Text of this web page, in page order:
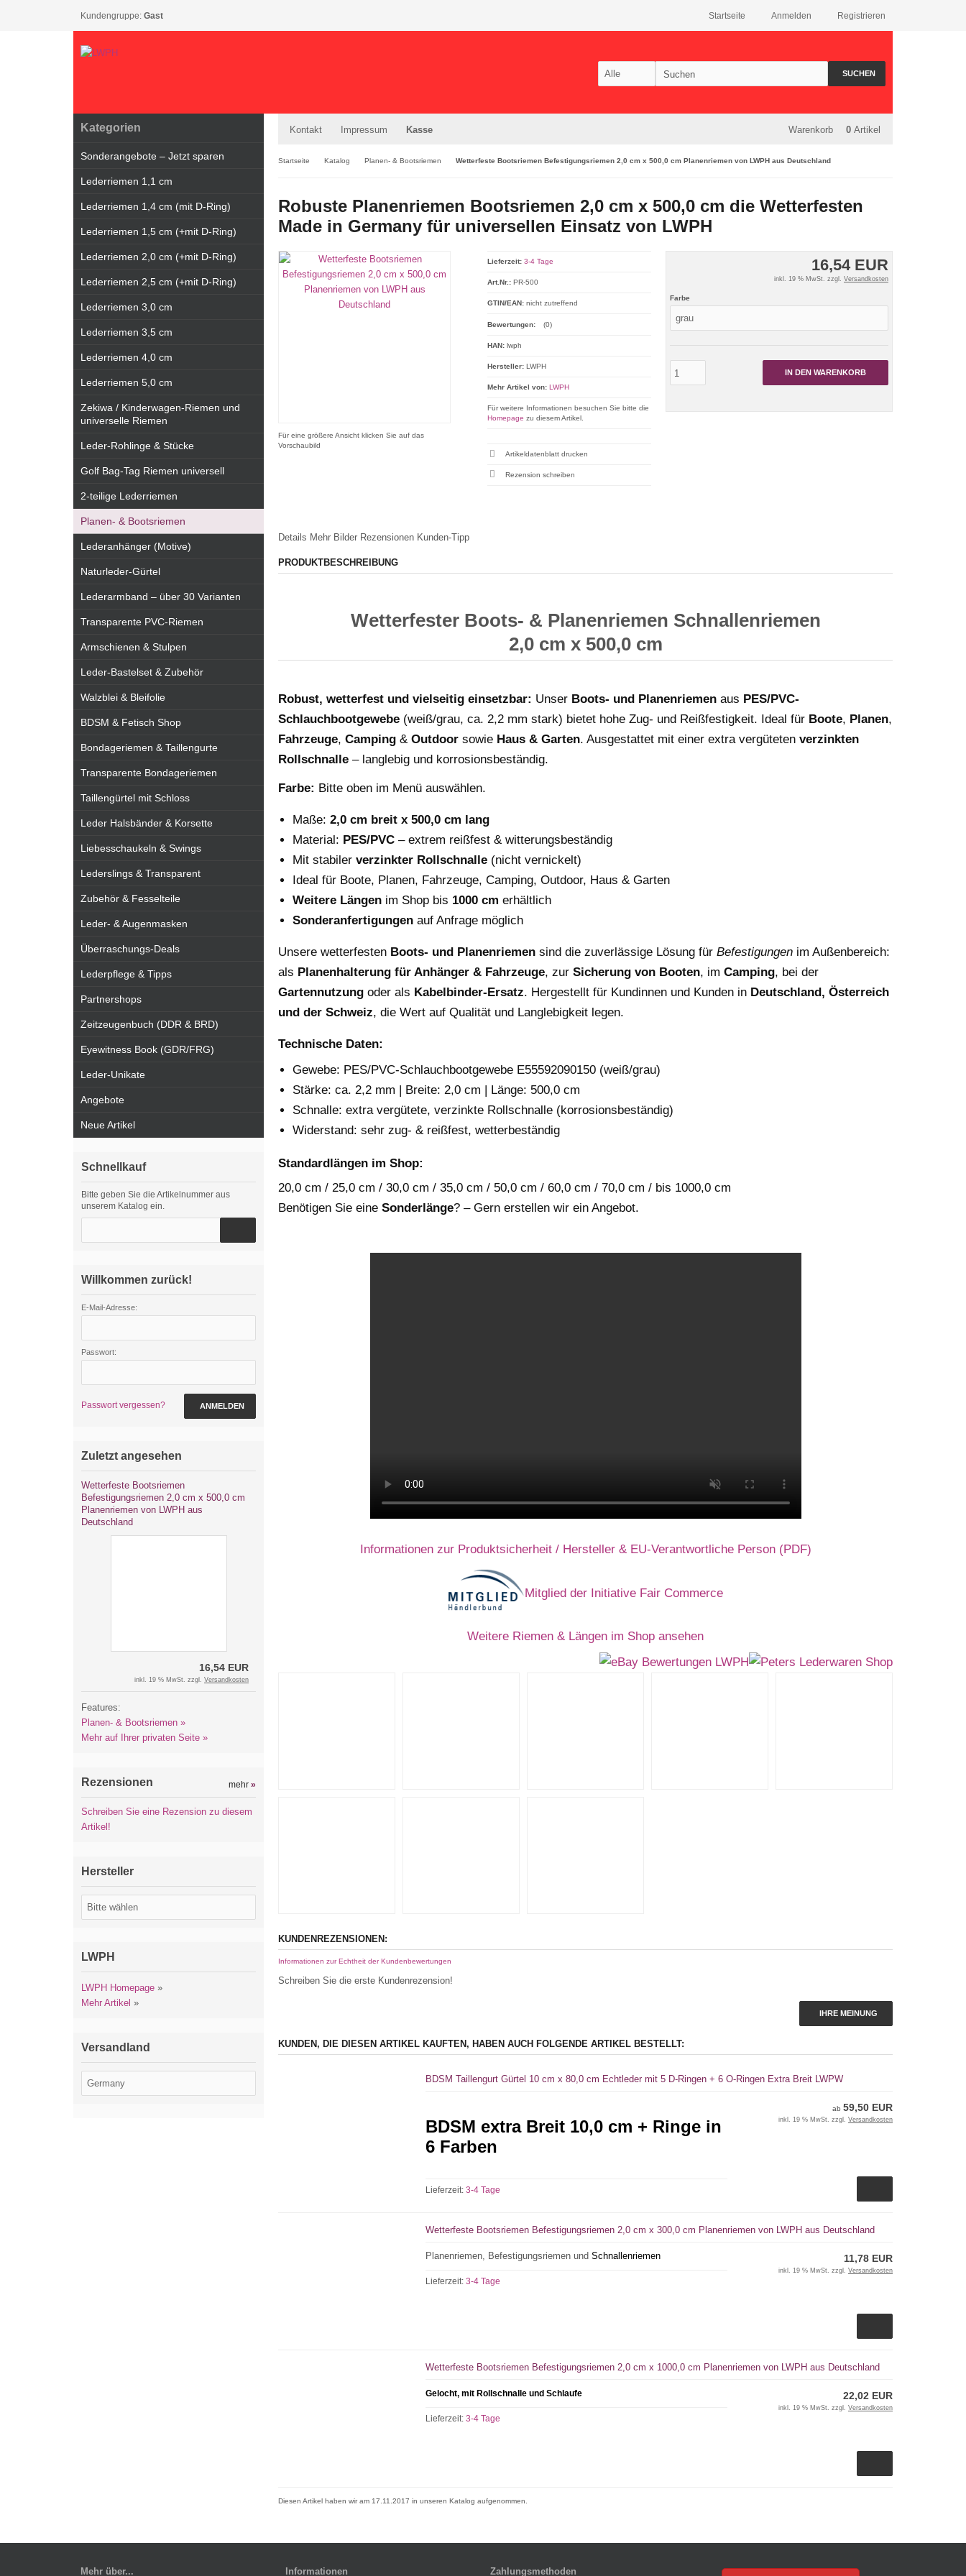
Kundengruppe: Gast Registrieren
Anmelden
Startseite
SUCHEN
Kontakt Impressum Kasse Warenkorb 0 Artikel
Startseite Katalog Planen- & Bootsriemen Wetterfeste Bootsriemen Befestigungsriemen 2,0 cm x 500,0 cm Planenriemen von LWPH aus Deutschland
Robuste Planenriemen Bootsriemen 2,0 cm x 500,0 cm die Wetterfesten
Made in Germany für universellen Einsatz von LWPH
Für eine größere Ansicht klicken Sie auf das
Vorschaubild
16,54 EUR
inkl. 19 % MwSt. zzgl. Versandkosten
Farbe
IN DEN WARENKORB
Lieferzeit: 3-4 Tage
Art.Nr.: PR-500
GTIN/EAN: nicht zutreffend
Bewertungen: (0)
HAN:lwph
Hersteller: LWPH
Mehr Artikel von: LWPH
Für weitere Informationen besuchen Sie bitte die
Homepage zu diesem Artikel.
Artikeldatenblatt drucken
Rezension schreiben
Details Mehr Bilder Rezensionen Kunden-Tipp
PRODUKTBESCHREIBUNG
Wetterfester Boots- & Planenriemen Schnallenriemen
2,0 cm x 500,0 cm
Robust, wetterfest und vielseitig einsetzbar: Unser Boots- und Planenriemen aus PES/PVC-
Schlauchbootgewebe (weiß/grau, ca. 2,2 mm stark) bietet hohe Zug- und Reißfestigkeit. Ideal für Boote, Planen,
Fahrzeuge, Camping & Outdoor sowie Haus & Garten. Ausgestattet mit einer extra vergüteten verzinkten
Rollschnalle – langlebig und korrosionsbeständig.
Farbe: Bitte oben im Menü auswählen.
Maße: 2,0 cm breit x 500,0 cm lang
Material: PES/PVC – extrem reißfest & witterungsbeständig
Mit stabiler verzinkter Rollschnalle (nicht vernickelt)
Ideal für Boote, Planen, Fahrzeuge, Camping, Outdoor, Haus & Garten
Weitere Längen im Shop bis 1000 cm erhältlich
Sonderanfertigungen auf Anfrage möglich
Unsere wetterfesten Boots- und Planenriemen sind die zuverlässige Lösung für Befestigungen im Außenbereich:
als Planenhalterung für Anhänger & Fahrzeuge, zur Sicherung von Booten, im Camping, bei der
Gartennutzung oder als Kabelbinder-Ersatz. Hergestellt für Kundinnen und Kunden in Deutschland, Österreich
und der Schweiz, die Wert auf Qualität und Langlebigkeit legen.
Technische Daten:
Gewebe: PES/PVC-Schlauchbootgewebe E55592090150 (weiß/grau)
Stärke: ca. 2,2 mm | Breite: 2,0 cm | Länge: 500,0 cm
Schnalle: extra vergütete, verzinkte Rollschnalle (korrosionsbeständig)
Widerstand: sehr zug- & reißfest, wetterbeständig
Standardlängen im Shop:
20,0 cm / 25,0 cm / 30,0 cm / 35,0 cm / 50,0 cm / 60,0 cm / 70,0 cm / bis 1000,0 cm
Benötigen Sie eine Sonderlänge? – Gern erstellen wir ein Angebot.
Informationen zur Produktsicherheit / Hersteller & EU-Verantwortliche Person (PDF)
Mitglied der Initiative Fair Commerce
Weitere Riemen & Längen im Shop ansehen
KUNDENREZENSIONEN:
Informationen zur Echtheit der Kundenbewertungen
Schreiben Sie die erste Kundenrezension!
IHRE MEINUNG
KUNDEN, DIE DIESEN ARTIKEL KAUFTEN, HABEN AUCH FOLGENDE ARTIKEL BESTELLT:
BDSM Taillengurt Gürtel 10 cm x 80,0 cm Echtleder mit 5 D-Ringen + 6 O-Ringen Extra Breit LWPW
BDSM extra Breit 10,0 cm + Ringe in
6 Farben
Lieferzeit:3-4 Tage
ab 59,50 EUR
inkl. 19 % MwSt. zzgl. Versandkosten
Wetterfeste Bootsriemen Befestigungsriemen 2,0 cm x 300,0 cm Planenriemen von LWPH aus Deutschland
Planenriemen, Befestigungsriemen und Schnallenriemen
Lieferzeit:3-4 Tage
11,78 EUR
inkl. 19 % MwSt. zzgl. Versandkosten
Wetterfeste Bootsriemen Befestigungsriemen 2,0 cm x 1000,0 cm Planenriemen von LWPH aus Deutschland
Gelocht, mit Rollschnalle und Schlaufe
Lieferzeit:3-4 Tage
22,02 EUR
inkl. 19 % MwSt. zzgl. Versandkosten
Diesen Artikel haben wir am 17.11.2017 in unseren Katalog aufgenommen.
Kategorien
Sonderangebote – Jetzt sparen
Lederriemen 1,1 cm
Lederriemen 1,4 cm (mit D-Ring)
Lederriemen 1,5 cm (+mit D-Ring)
Lederriemen 2,0 cm (+mit D-Ring)
Lederriemen 2,5 cm (+mit D-Ring)
Lederriemen 3,0 cm
Lederriemen 3,5 cm
Lederriemen 4,0 cm
Lederriemen 5,0 cm
Zekiwa / Kinderwagen-Riemen und
universelle Riemen
Leder-Rohlinge & Stücke
Golf Bag-Tag Riemen universell
2-teilige Lederriemen
Planen- & Bootsriemen
Lederanhänger (Motive)
Naturleder-Gürtel
Lederarmband – über 30 Varianten
Transparente PVC-Riemen
Armschienen & Stulpen
Leder-Bastelset & Zubehör
Walzblei & Bleifolie
BDSM & Fetisch Shop
Bondageriemen & Taillengurte
Transparente Bondageriemen
Taillengürtel mit Schloss
Leder Halsbänder & Korsette
Liebesschaukeln & Swings
Lederslings & Transparent
Zubehör & Fesselteile
Leder- & Augenmasken
Überraschungs-Deals
Lederpflege & Tipps
Partnershops
Zeitzeugenbuch (DDR & BRD)
Eyewitness Book (GDR/FRG)
Leder-Unikate
Angebote
Neue Artikel
Schnellkauf
Bitte geben Sie die Artikelnummer aus
unserem Katalog ein.
Willkommen zurück!
E-Mail-Adresse:
Passwort:
Passwort vergessen? ANMELDEN
Zuletzt angesehen
Wetterfeste Bootsriemen
Befestigungsriemen 2,0 cm x 500,0 cm
Planenriemen von LWPH aus
Deutschland
16,54 EUR
inkl. 19 % MwSt. zzgl. Versandkosten
Features:
Planen- & Bootsriemen »
Mehr auf Ihrer privaten Seite »
Rezensionen mehr »
Schreiben Sie eine Rezension zu diesem
Artikel!
Hersteller
LWPH
LWPH Homepage »
Mehr Artikel »
Versandland
Mehr über... Informationen Zahlungsmethoden